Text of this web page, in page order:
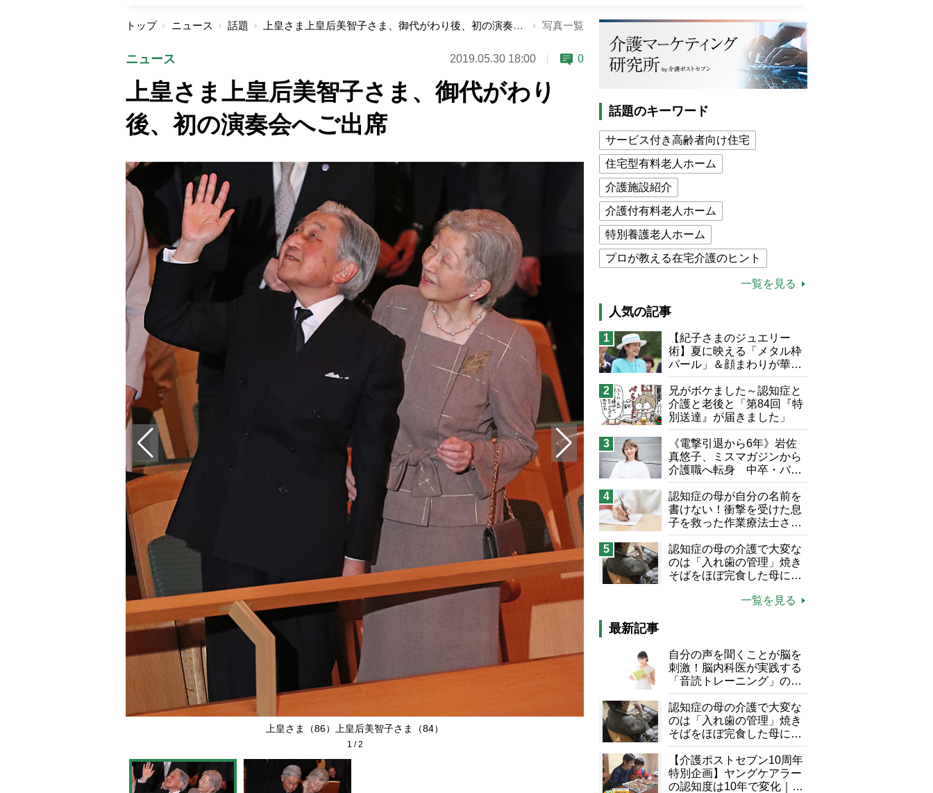
トップ ニュース 話題 上皇さま上皇后美智子さま、御代がわり後、初の演奏会へご出席 写真一覧
ニュース 2019.05.30 18:00 0
上皇さま上皇后美智子さま、御代がわり
後、初の演奏会へご出席
上皇さま（86）上皇后美智子さま（84）
1 /2
話題のキーワード
サービス付き高齢者向け住宅
住宅型有料老人ホーム
介護施設紹介
介護付有料老人ホーム
特別養護老人ホーム
プロが教える在宅介護のヒント
介護食
高木ブー
ケアマネジャー
猫が母になつきません
息子の遠距離介護サバイバル術
兄がボケました
便利なサービス
予防法
一覧を見る
人気の記事
1
【紀子さまのジュエリー
術】夏に映える「メタル枠
パール」＆顔まわりが華や
ぐ「揺れる一粒」の使い分
け方
2
兄がボケました～認知症と
介護と老後と「第84回『特
別送達』が届きました」
3
《電撃引退から6年》岩佐
真悠子、ミスマガジンから
介護職へ転身 中卒・バイ
ト経験ゼロの彼女が見つけ
た“居場所”「社会の役に立
ちながら自分らしくいられ
る」
4
認知症の母が自分の名前を
書けない！衝撃を受けた息
子を救った作業療法士さん
の言葉
5
認知症の母の介護で大変な
のは「入れ歯の管理」焼き
そばをほぼ完食した母に息
一覧を見る
最新記事
自分の声を聞くことが脳を
刺激！脳内科医が実践する
「音読トレーニング」の極
意
認知症の母の介護で大変な
のは「入れ歯の管理」焼き
そばをほぼ完食した母に息
子が血の気が引いた理由
【介護ポストセブン10周年
特別企画】ヤングケアラー
の認知度は10年で変化｜流